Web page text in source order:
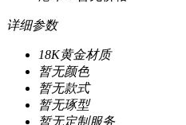
详细参数
18K黄金材质
暂无颜色
暂无款式
暂无琢型
暂无定制服务